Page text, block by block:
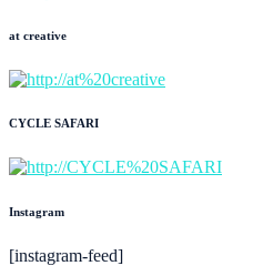
at creative
CYCLE SAFARI
Instagram
[instagram-feed]